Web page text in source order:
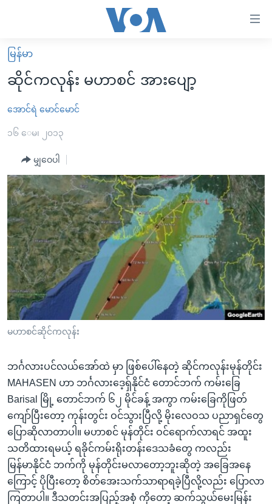
လွယ်ကူ
စေ
များ
အကြောင်းအရာ
သို့
ကျော်
ကြည့်
ရန်
ပင်မ
အ
ညွန်း
စာမျက်နှာ
ကြည့်
နေရာ
ကျော်
ရန်
မူလစာမျက်နှာ
မြန်မာ
ကမ္ဘာ့သတင်းများ
နိုင်ငံတကာ
တရုတ်
အစ္စရေး-ပါလက်စတိုင်း
ဗွီဒီယို
ရပ်ဝန်းတခု လမ်းတခု အလွန်
အင်္ဂလိပ်စာလေ့လာမယ်
အမေရိကန်သုံးအီဒီယံ
မကြေးမုံရဲ့ အင်္ဂလိပ်စာ
ရုပ်ရှင်ထဲက အင်္ဂလိပ်စာ
သုတပဒေသာ အင်္ဂလိပ်စာ
အပတ်စဉ်ကဏ္ဍများ
ရေဒီယို
တီဗွီ
ရေဒီယိုနှင့်ရုပ်သံ အချက်အလက်များ
ရေဒီယို/တီဗွီအစီအစဉ်
Learning English
ဗွီအိုအေ လူမှုကွန်ယက်များ
ဘာသာစကားများ
မြန်မာ
ဆိုင်ကလုန်း မဟာစင် အားပျော့
အောင်ရဲ မောင်မောင်
၁၆ ေမ၊ ၂၀၁၃
မျှဝေပါ
မဟာစင်ဆိုင်ကလုန်း
ဘင်္ဂလားပင်လယ်အော်ထဲ မှာ ဖြစ်ပေါ်နေတဲ့ ဆိုင်ကလုန်းမုန်တိုင်း
MAHASEN ဟာ ဘင်္ဂလားဒေ့ရှ်နိုင်ငံ တောင်ဘက် ကမ်းခြေ
Barisal မြို့ တောင်ဘက် ၆၂ မိုင်ခန့် အကွာ ကမ်းခြေကိုဖြတ်
ကျော်ပြီးတော့ ကုန်းတွင်း ဝင်သွားပြီလို့ မိုးလေဝသ ပညာရှင်တွေ
ပြောဆိုလာတာပါ။ မဟာစင် မုန်တိုင်း ဝင်ရောက်လာရင် အထူး
သတိထားရမယ့် ရခိုင်ကမ်းရိုးတန်းဒေသခံတွေ ကလည်း
မြန်မာနိုင်ငံ ဘက်ကို မုန်တိုင်းမလာတော့ဘူးဆိုတဲ့ အခြေအနေ
ကြောင့် ပိုပြီးတော့ စိတ်အေးသက်သာရာရခဲ့ပြီလို့လည်း ပြောလာ
ကြတာပါ။ ဒီသတင်းအပြည့်အစုံ ကိုတော့ ဆက်သွယ်မေးမြန်း